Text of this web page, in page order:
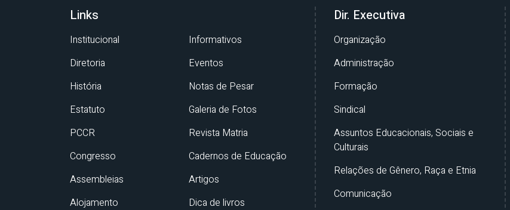
Links
Institucional
Diretoria
História
Estatuto
PCCR
Congresso
Assembleias
Alojamento
Informativos
Eventos
Notas de Pesar
Galeria de Fotos
Revista Matria
Cadernos de Educação
Artigos
Dica de livros
Dir. Executiva
Organização
Administração
Formação
Sindical
Assuntos Educacionais, Sociais e
Culturais
Relações de Gênero, Raça e Etnia
Comunicação